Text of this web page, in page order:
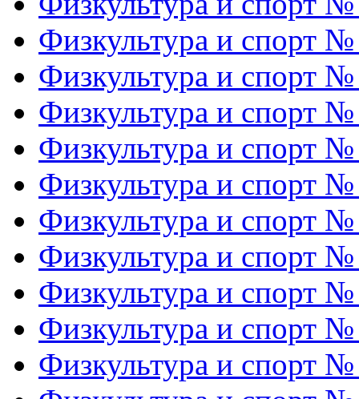
Физкультура и спорт
Физкультура и спорт
Физкультура и спорт
Физкультура и спорт
Физкультура и спорт
Физкультура и спорт
Физкультура и спорт
Физкультура и спорт
Физкультура и спорт
Физкультура и спорт